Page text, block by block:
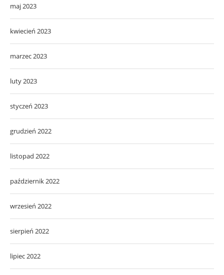
maj 2023
kwiecień 2023
marzec 2023
luty 2023
styczeń 2023
grudzień 2022
listopad 2022
październik 2022
wrzesień 2022
sierpień 2022
lipiec 2022